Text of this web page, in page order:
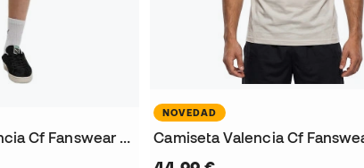
Pantalón corto Valencia Cf Fanswear 2026-2027
NOVEDAD